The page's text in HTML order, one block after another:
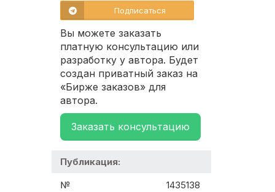
Подписаться
Вы можете заказать
платную консультацию или
разработку у автора. Будет
создан приватный заказ на
«Бирже заказов» для
автора.
Заказать консультацию
Публикация:
№ 1435138